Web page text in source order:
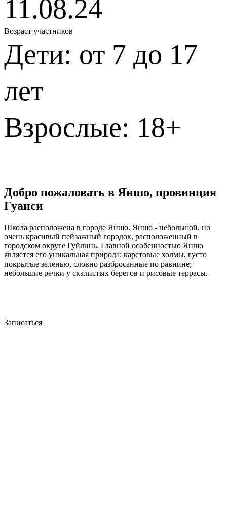
11.08.24
Возраст участников
Дети: от 7 до 17
лет
Взрослые: 18+
Добро пожаловать в Яншо, провинция
Гуанси
Школа расположена в городе Яншо. Яншо - небольшой, но
очень красивый пейзажный городок, расположенный в
городском округе Гуйлинь. Главной особенностью Яншо
является его уникальная природа: карстовые холмы, густо
покрытые зеленью, словно разбросанные по равнине;
небольшие речки у скалистых берегов и рисовые террасы.
Записаться